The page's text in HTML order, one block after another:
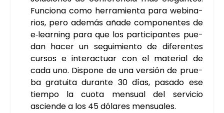
Fun­cio­na como herra­mien­ta para webi­na­
rios, pero ade­más aña­de com­po­nen­tes de
e‑learning para que los par­ti­ci­pan­tes pue­
dan hacer un segui­mien­to de dife­ren­tes
cur­sos e inter­ac­tuar con el mate­rial de
cada uno. Dis­po­ne de una ver­sión de prue­
ba gra­tui­ta duran­te 30 días, pasa­do ese
tiem­po la cuo­ta men­sual del ser­vi­cio
ascien­de a los 45 dóla­res men­sua­les.